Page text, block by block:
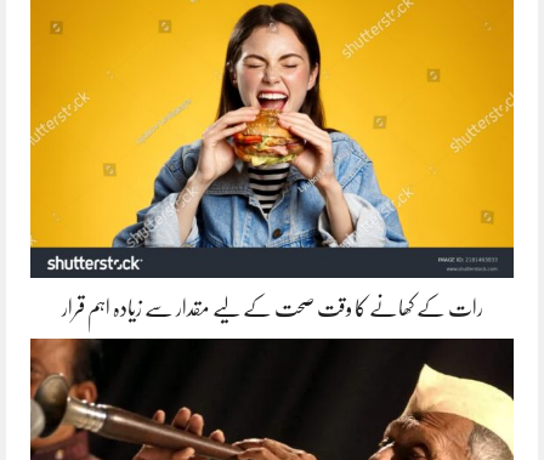
رات کے کھانے کا وقت صحت کے لیے مقدار سے زیادہ اہم قرار